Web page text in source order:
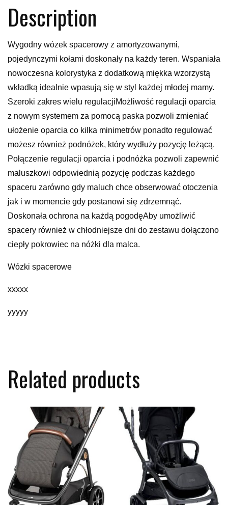
Description
Wygodny wózek spacerowy z amortyzowanymi,
pojedynczymi kołami doskonały na każdy teren. Wspaniała
nowoczesna kolorystyka z dodatkową miękka wzorzystą
wkładką idealnie wpasują się w styl każdej młodej mamy.
Szeroki zakres wielu regulacjiMożliwość regulacji oparcia
z nowym systemem za pomocą paska pozwoli zmieniać
ułożenie oparcia co kilka minimetrów ponadto regulować
możesz również podnóżek, który wydłuży pozycję leżącą.
Połączenie regulacji oparcia i podnóżka pozwoli zapewnić
maluszkowi odpowiednią pozycję podczas każdego
spaceru zarówno gdy maluch chce obserwować otoczenia
jak i w momencie gdy postanowi się zdrzemnąć.
Doskonała ochrona na każdą pogodęAby umożliwić
spacery również w chłodniejsze dni do zestawu dołączono
ciepły pokrowiec na nóżki dla malca.
Wózki spacerowe
xxxxx
yyyyy
Related products